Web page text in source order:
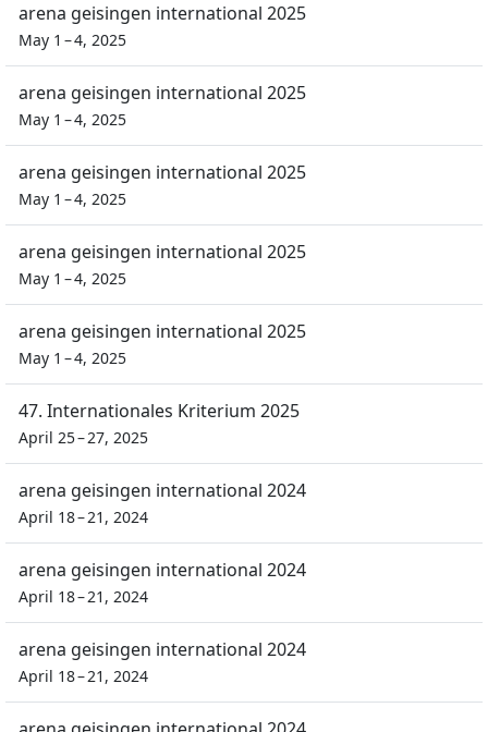
arena geisingen international 2025
May 1 – 4, 2025
arena geisingen international 2025
May 1 – 4, 2025
arena geisingen international 2025
May 1 – 4, 2025
arena geisingen international 2025
May 1 – 4, 2025
arena geisingen international 2025
May 1 – 4, 2025
47. Internationales Kriterium 2025
April 25 – 27, 2025
arena geisingen international 2024
April 18 – 21, 2024
arena geisingen international 2024
April 18 – 21, 2024
arena geisingen international 2024
April 18 – 21, 2024